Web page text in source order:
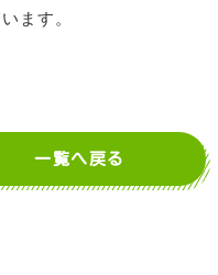
ます。
一覧へ戻る